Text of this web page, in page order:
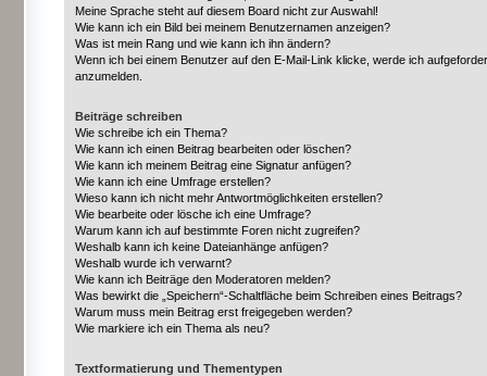
Meine Sprache steht auf diesem Board nicht zur Auswahl!
Wie kann ich ein Bild bei meinem Benutzernamen anzeigen?
Was ist mein Rang und wie kann ich ihn ändern?
Wenn ich bei einem Benutzer auf den E-Mail-Link klicke, werde ich
anzumelden.
Beiträge schreiben
Wie schreibe ich ein Thema?
Wie kann ich einen Beitrag bearbeiten oder löschen?
Wie kann ich meinem Beitrag eine Signatur anfügen?
Wie kann ich eine Umfrage erstellen?
Wieso kann ich nicht mehr Antwortmöglichkeiten erstellen?
Wie bearbeite oder lösche ich eine Umfrage?
Warum kann ich auf bestimmte Foren nicht zugreifen?
Weshalb kann ich keine Dateianhänge anfügen?
Weshalb wurde ich verwarnt?
Wie kann ich Beiträge den Moderatoren melden?
Was bewirkt die „Speichern“-Schaltfläche beim Schreiben eines Beitrags?
Warum muss mein Beitrag erst freigegeben werden?
Wie markiere ich ein Thema als neu?
Textformatierung und Thementypen